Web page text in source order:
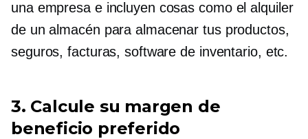
una empresa e incluyen cosas como el alquiler
de un almacén para almacenar tus productos,
seguros, facturas, software de inventario, etc.
3. Calcule su margen de
beneficio preferido